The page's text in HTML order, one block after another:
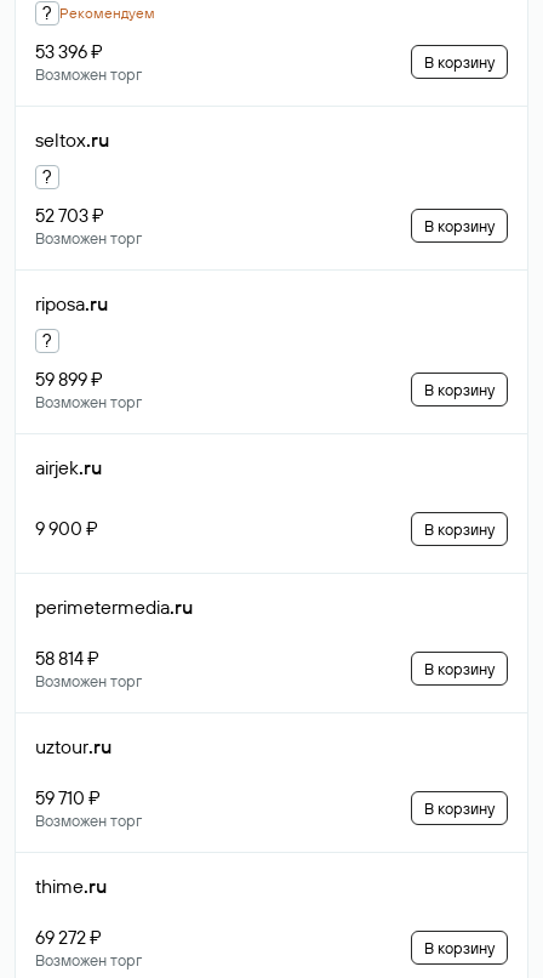
? Рекомендуем
53 396 ₽
Возможен торг
В корзину
seltox.ru
?
52 703 ₽
Возможен торг
В корзину
riposa.ru
?
59 899 ₽
Возможен торг
В корзину
airjek.ru
9 900 ₽ В корзину
perimetermedia.ru
58 814 ₽
Возможен торг
В корзину
uztour.ru
59 710 ₽
Возможен торг
В корзину
thime.ru
69 272 ₽
Возможен торг
В корзину